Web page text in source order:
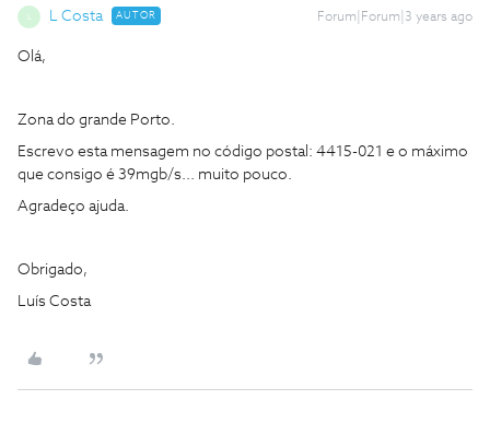
L Costa AUTOR Forum|Forum|3 years ago
Olá,
Zona do grande Porto.
Escrevo esta mensagem no código postal: 4415-021 e o máximo
que consigo é 39mgb/s... muito pouco.
Agradeço ajuda.
Obrigado,
Luís Costa